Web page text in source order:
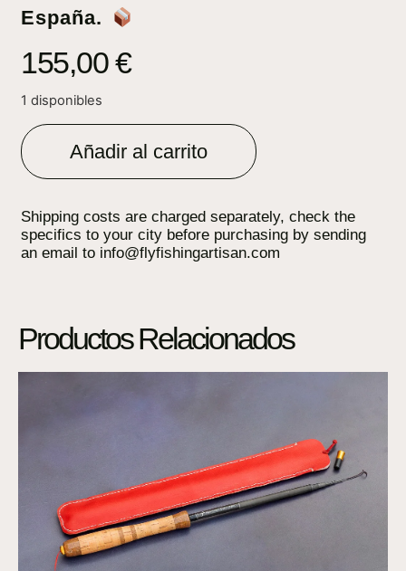
España.
155,00€
1 disponibles
Añadir al carrito
Shipping costs are charged separately, check the
specifics to your city before purchasing by sending
an email to info@flyfishingartisan.com
Productos Relacionados